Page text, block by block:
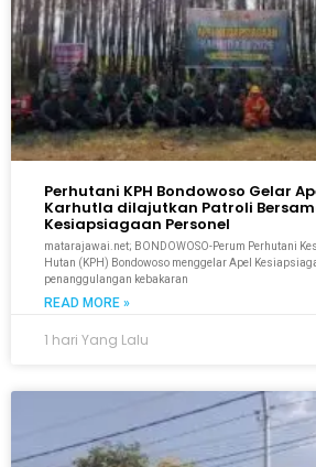
Perhutani KPH Bondowoso Gelar
Karhutla dilajutkan Patroli
Kesiapsiagaan Personel
matarajawai.net; BONDOWOSO-Perum Perhutani
Hutan (KPH) Bondowoso menggelar Apel
penanggulangan kebakaran
READ MORE »
1 hari Yang Lalu